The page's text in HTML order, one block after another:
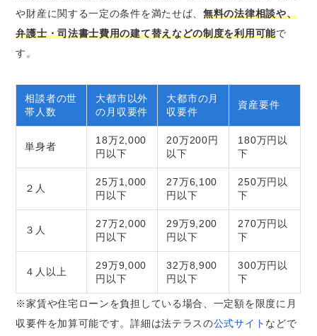
や財産に関する一定の条件を満たせば、無料の法律相談や、
弁護士・司法書士費用の建て替えなどの制度を利用可能で
す。
相談者の世
帯人数
大都市以外
の月収要件
大都市の月
収要件
資産要件
単身者
18万2,000
円以下
20万200円
以下
180万円以
下
２人
25万1,000
円以下
27万6,100
円以下
250万円以
下
３人
27万2,000
円以下
29万9,200
円以下
270万円以
下
４人以上
29万9,000
円以下
32万8,900
円以下
300万円以
下
※家賃や住宅ローンを負担している場合、一定額を限度に月
収要件を加算可能です。詳細は法テラスの公式サイト などで